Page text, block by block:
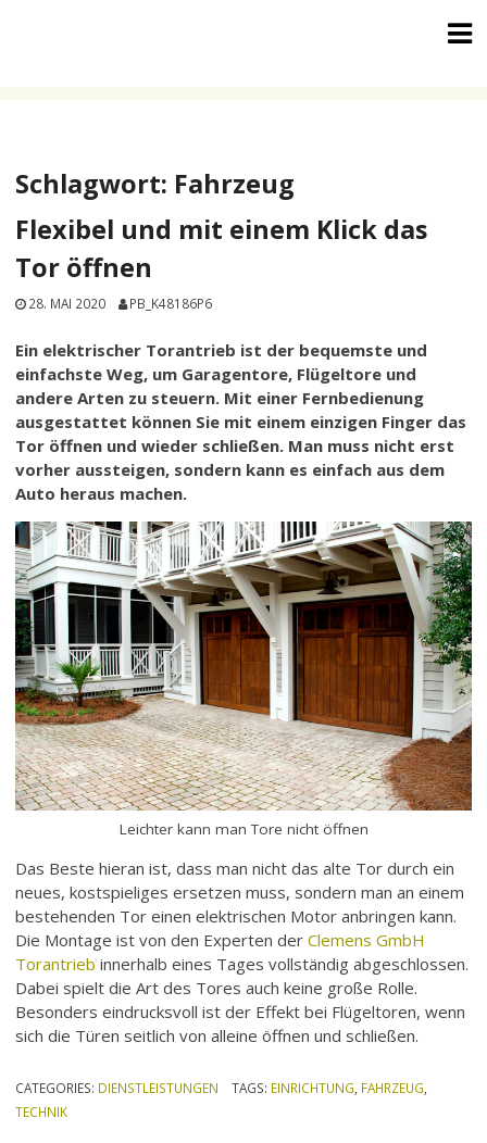
Schlagwort: Fahrzeug
Flexibel und mit einem Klick das
Tor öffnen
28. MAI 2020 PB_K48186P6
Ein elektrischer Torantrieb ist der bequemste und
einfachste Weg, um Garagentore, Flügeltore und
andere Arten zu steuern. Mit einer Fernbedienung
ausgestattet können Sie mit einem einzigen Finger das
Tor öffnen und wieder schließen. Man muss nicht erst
vorher aussteigen, sondern kann es einfach aus dem
Auto heraus machen.
Leichter kann man Tore nicht öffnen
Das Beste hieran ist, dass man nicht das alte Tor durch ein
neues, kostspieliges ersetzen muss, sondern man an einem
bestehenden Tor einen elektrischen Motor anbringen kann.
Die Montage ist von den Experten der Clemens GmbH
Torantrieb innerhalb eines Tages vollständig abgeschlossen.
Dabei spielt die Art des Tores auch keine große Rolle.
Besonders eindrucksvoll ist der Effekt bei Flügeltoren, wenn
sich die Türen seitlich von alleine öffnen und schließen.
CATEGORIES: DIENSTLEISTUNGEN TAGS: EINRICHTUNG FAHRZEUG
TECHNIK